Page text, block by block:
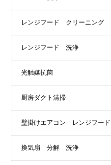
レンジフード クリーニング
レンジフード 洗浄
光触媒抗菌
厨房ダクト清掃
壁掛けエアコン レンジフード
換気扇 分解 洗浄